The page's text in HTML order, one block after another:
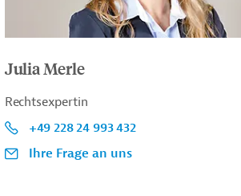
Julia Merle
Rechtsexpertin
+49 228 24 993 432
Ihre Frage an uns